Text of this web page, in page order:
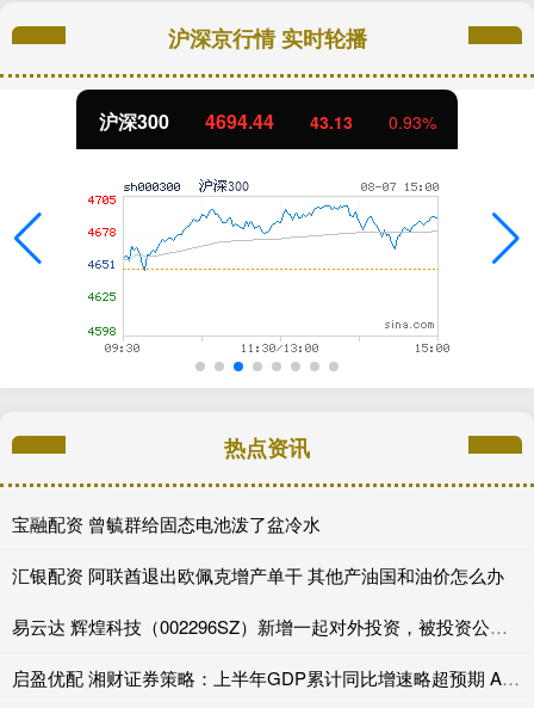
沪深京行情 实时轮播
沪深300 4694.44 43.13 0.93%
热点资讯
宝融配资 曾毓群给固态电池泼了盆冷水
汇银配资 阿联酋退出欧佩克增产单干 其他产油国和油价怎么办
易云达 辉煌科技（002296SZ）新增一起对外投资，被投资公司为石家庄辉煌智控轨道科技有限公司
启盈优配 湘财证券策略：上半年GDP累计同比增速略超预期 A股指数持续震荡上行